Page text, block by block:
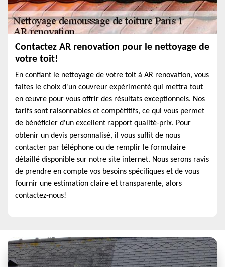
Contactez AR renovation pour le nettoyage de
votre toit!
En confiant le nettoyage de votre toit à AR renovation, vous
faites le choix d'un couvreur expérimenté qui mettra tout
en œuvre pour vous offrir des résultats exceptionnels. Nos
tarifs sont raisonnables et compétitifs, ce qui vous permet
de bénéficier d'un excellent rapport qualité-prix. Pour
obtenir un devis personnalisé, il vous suffit de nous
contacter par téléphone ou de remplir le formulaire
détaillé disponible sur notre site internet. Nous serons ravis
de prendre en compte vos besoins spécifiques et de vous
fournir une estimation claire et transparente, alors
contactez-nous!